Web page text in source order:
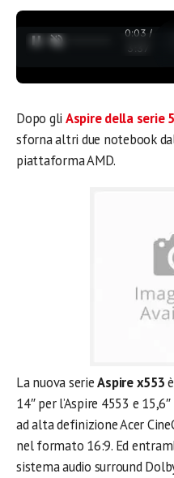
0:04 /
3:37
Dopo gli Aspire della serie
sforna altri due notebook
piattaforma AMD.
La nuova serieAspire x553
14″ per l’Aspire 4553 e
ad alta definizione Acer
nel formato 16:9. Ed
sistema audio surround